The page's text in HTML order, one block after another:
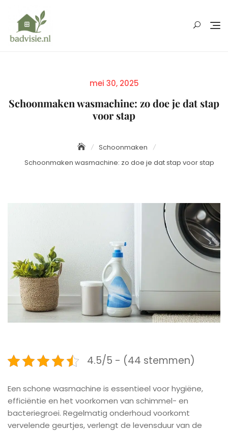
content
Posted
mei 30, 2025
Schoonmaken wasmachine: zo doe je dat stap
voor stap
Schoonmaken
Schoonmaken wasmachine: zo doe je dat stap voor stap
4.5/5 - (44 stemmen)
Een schone wasmachine is essentieel voor hygiëne,
efficiëntie en het voorkomen van schimmel- en
bacteriegroei. Regelmatig onderhoud voorkomt
vervelende geurtjes, verlengt de levensduur van de